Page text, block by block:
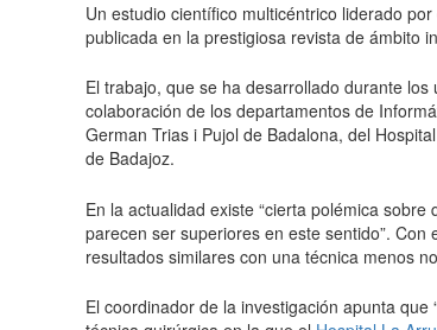
Un estudio científico multicéntrico liderado
publicada en la prestigiosa revista de ámbito
El trabajo, que se ha desarrollado durante
colaboración de los departamentos de
German Trias i Pujol de Badalona, del
de Badajoz.
En la actualidad existe “cierta polémica
parecen ser superiores en este sentido”.
resultados similares con una técnica menos
El coordinador de la investigación apunta